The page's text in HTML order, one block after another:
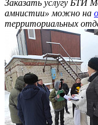
Заказать услугу БТИ
амнистии» можно на
территориальных